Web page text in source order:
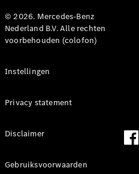
© 2026. Mercedes-Benz
Nederland B.V. Alle rechten
voorbehouden (colofon)
Instellingen
Privacy statement
Disclaimer
Gebruiksvoorwaarden